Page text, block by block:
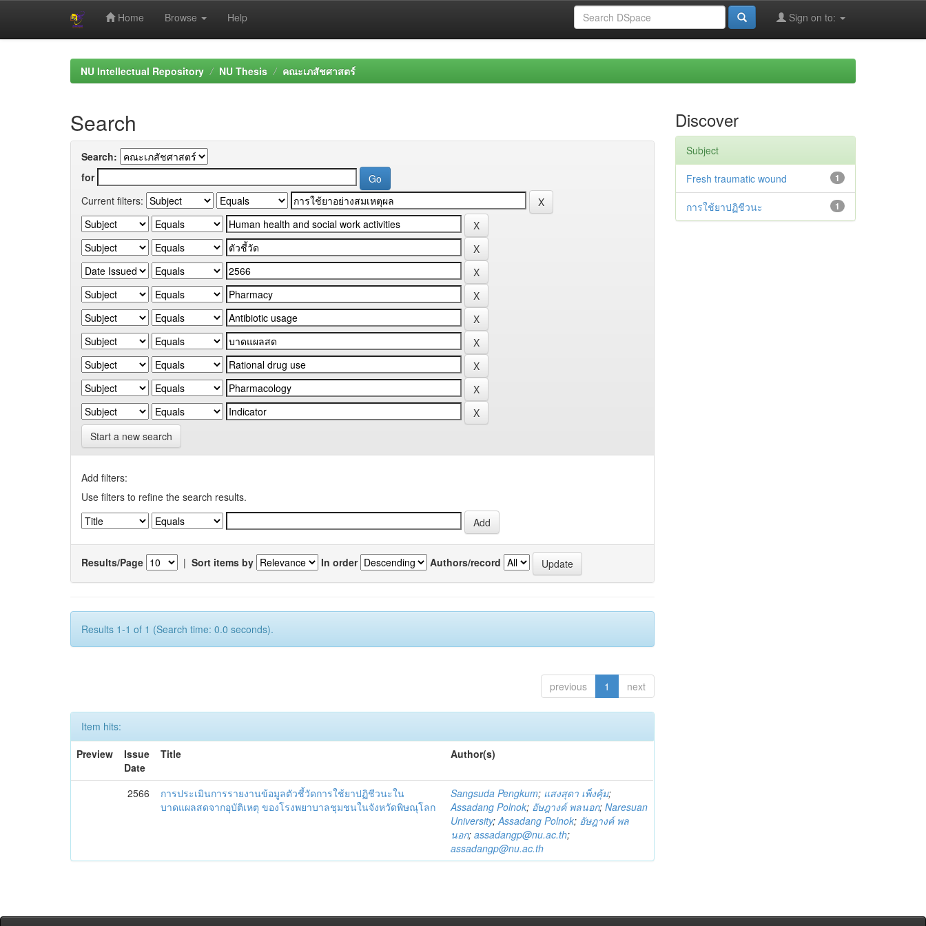
Home Browse Help Sign on to:
NU Intellectual Repository NU Thesis คณะเภสัชศาสตร์
Search
Search:
for
Current filters:
Start a new search
Add filters:
Use filters to refine the search results.
Results/Page | Sort items by In order Authors/record
Results 1-1 of 1 (Search time: 0.0 seconds).
previous 1 next
Item hits:
Preview
Issue
Date
Title Author(s)
2566
การประเมินการรายงานข้อมูลตัวชี้วัดการใช้ยาปฏิชีวนะใน
บาดแผลสดจากอุบัติเหตุ ของโรงพยาบาลชุมชนในจังหวัดพิษณุโลก
Sangsuda Pengkum; แสงสุดา เพ็งคุ้ม;
Assadang Polnok; อัษฎางค์ พลนอก;Naresuan
University;Assadang Polnok; อัษฎางค์ พล
นอก;assadangp@nu.ac.th;
assadangp@nu.ac.th
Discover
Subject
1
Fresh traumatic wound
1
การใช้ยาปฏิชีวนะ